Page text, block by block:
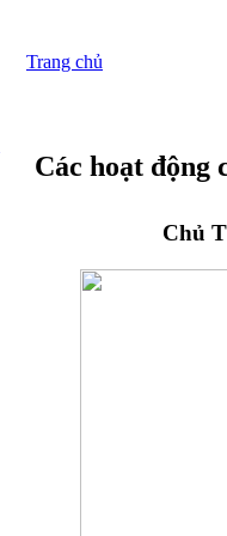
Trang chủ
Các hoạt động
Chủ